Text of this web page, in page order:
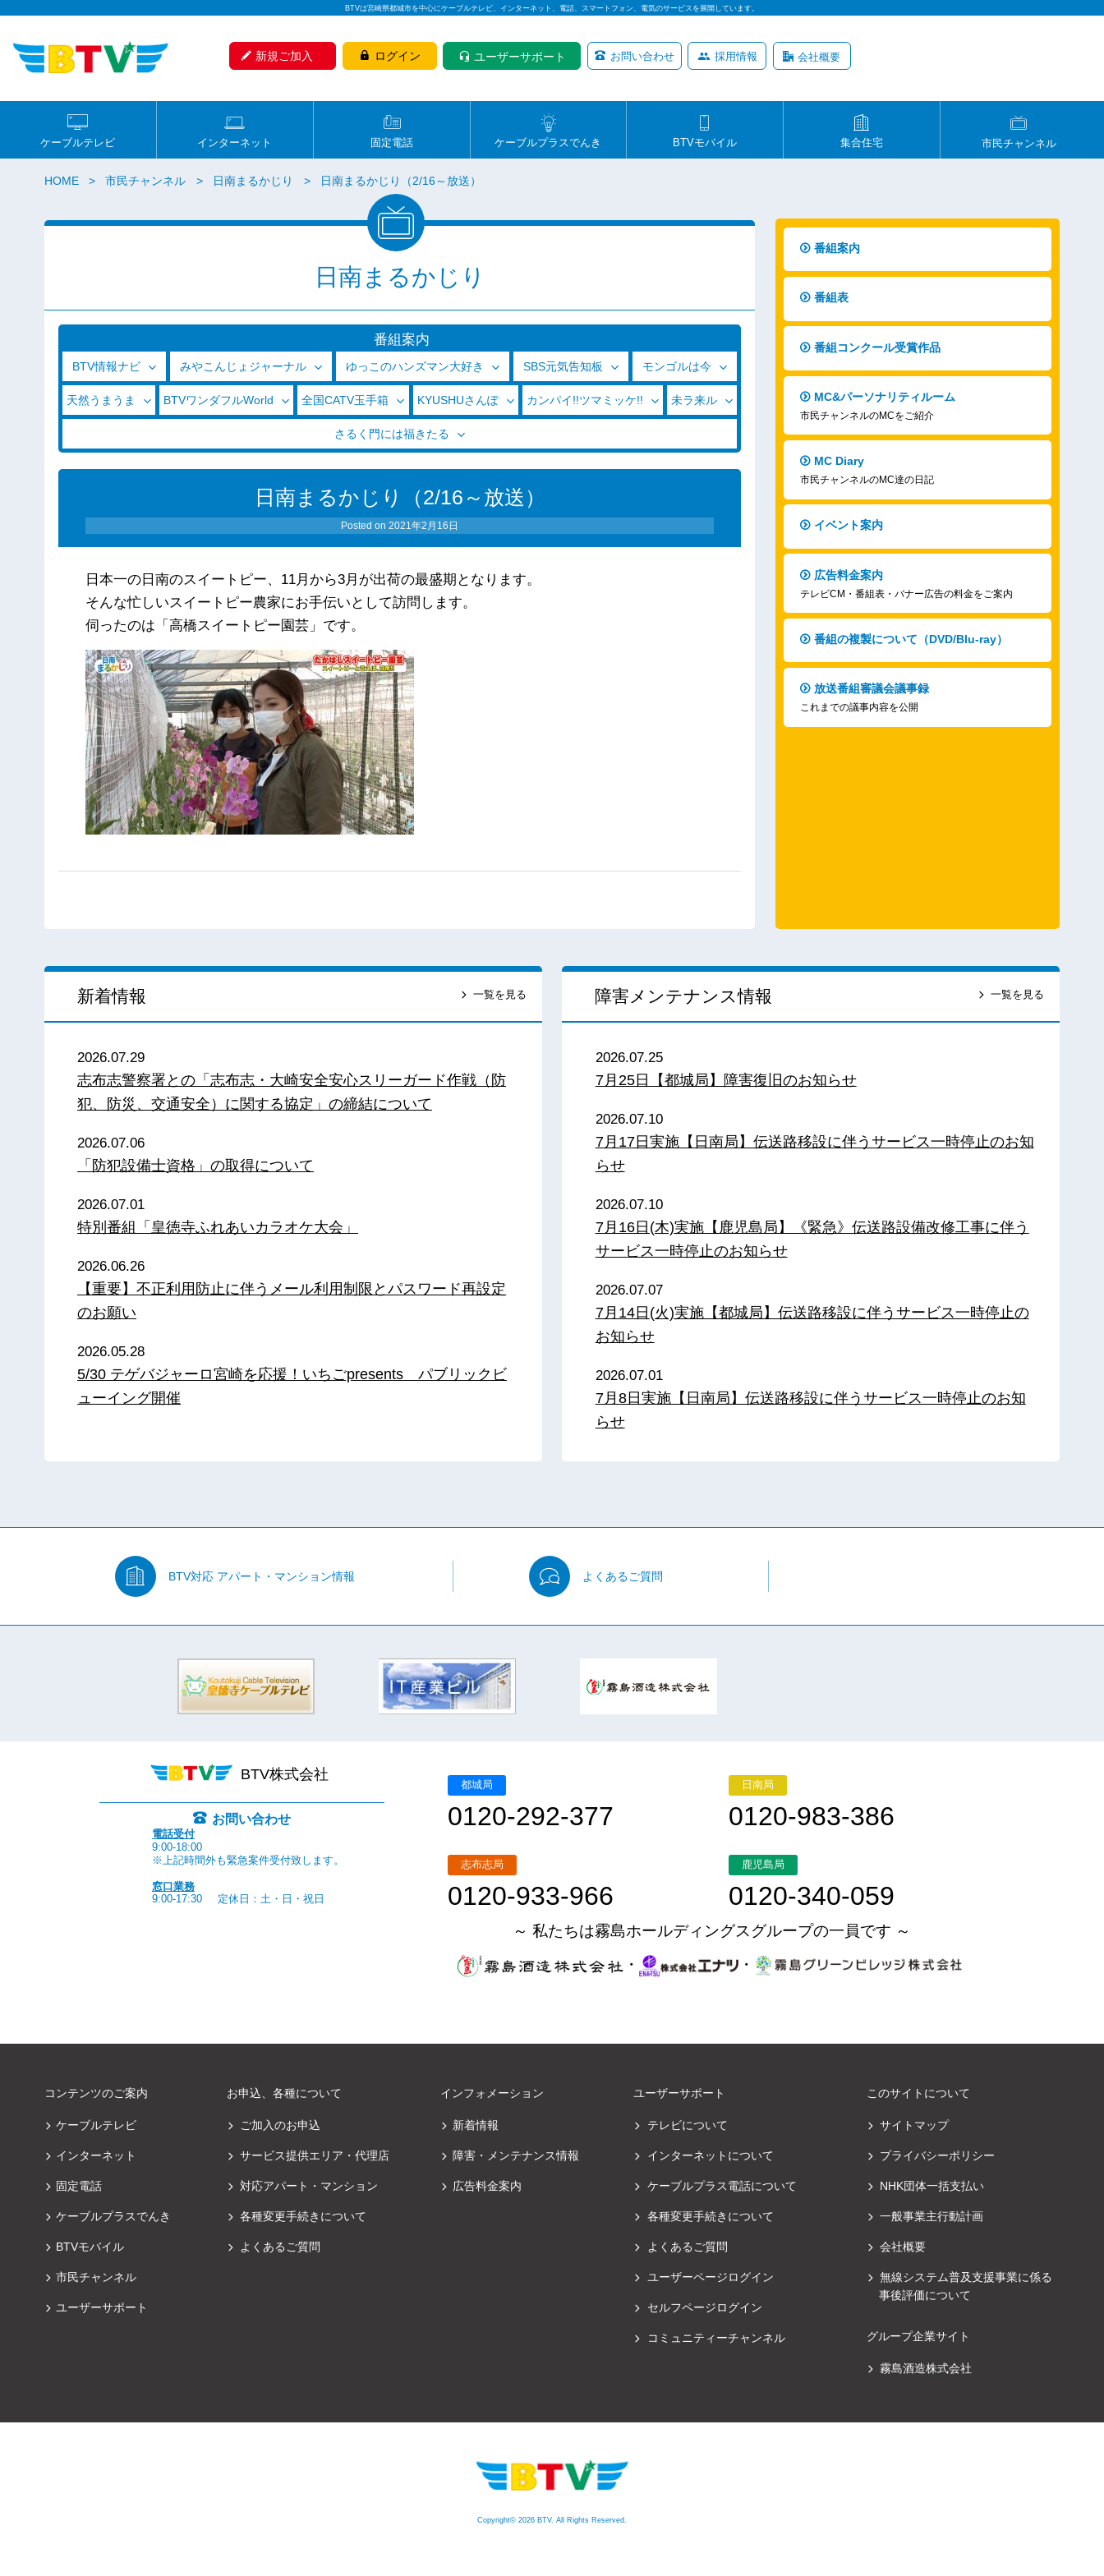
BTVは宮崎県都城市を中心にケーブルテレビ、インターネット、電話、スマートフォン、電気のサービスを展開しています。
新規ご加入 ログイン ユーザーサポート お問い合わせ 採用情報 会社概要
ケーブルテレビ インターネット 固定電話 ケーブルプラスでんき BTVモバイル 集合住宅 市民チャンネル
HOME 市民チャンネル 日南まるかじり 日南まるかじり（2/16～放送）
日南まるかじり
番組案内
BTV情報ナビ みやこんじょジャーナル ゆっこのハンズマン大好き SBS元気告知板 モンゴルは今
天然うまうま BTVワンダフルWorld 全国CATV玉手箱 KYUSHUさんぽ カンパイ!!ツマミッケ!! 未ラ来ル
さるく門には福きたる
日南まるかじり（2/16～放送）
Posted on2021年2月16日
日本一の日南のスイートピー、11月から3月が出荷の最盛期となります。
そんな忙しいスイートピー農家にお手伝いとして訪問します。
伺ったのは「高橋スイートピー園芸」です。
番組案内
番組表
番組コンクール受賞作品
MC&パーソナリティルーム
市民チャンネルのMCをご紹介
MC Diary
市民チャンネルのMC達の日記
イベント案内
広告料金案内
テレビCM・番組表・バナー広告の料金をご案内
番組の複製について（DVD/Blu-ray）
放送番組審議会議事録
これまでの議事内容を公開
新着情報 一覧を見る
2026.07.29
志布志警察署との「志布志・大崎安全安心スリーガード作戦（防
犯、防災、交通安全）に関する協定」の締結について
2026.07.06
「防犯設備士資格」の取得について
2026.07.01
特別番組「皇徳寺ふれあいカラオケ大会」
2026.06.26
【重要】不正利用防止に伴うメール利用制限とパスワード再設定
のお願い
2026.05.28
5/30 テゲバジャーロ宮崎を応援！いちごpresents パブリックビ
ューイング開催
障害メンテナンス情報 一覧を見る
2026.07.25
7月25日【都城局】障害復旧のお知らせ
2026.07.10
7月17日実施【日南局】伝送路移設に伴うサービス一時停止のお知
らせ
2026.07.10
7月16日(木)実施【鹿児島局】《緊急》伝送路設備改修工事に伴う
サービス一時停止のお知らせ
2026.07.07
7月14日(火)実施【都城局】伝送路移設に伴うサービス一時停止の
お知らせ
2026.07.01
7月8日実施【日南局】伝送路移設に伴うサービス一時停止のお知
らせ
BTV対応 アパート・マンション情報 よくあるご質問
BTV株式会社
お問い合わせ
電話受付
9:00-18:00
※上記時間外も緊急案件受付致します。
窓口業務
9:00-17:30
定休日：土・日・祝日
都城局
0120-292-377
日南局
0120-983-386
志布志局
0120-933-966
鹿児島局
0120-340-059
～ 私たちは霧島ホールディングスグループの一員です ～
・
・
コンテンツのご案内
ケーブルテレビ
インターネット
固定電話
ケーブルプラスでんき
BTVモバイル
市民チャンネル
ユーザーサポート
お申込、各種について
ご加入のお申込
サービス提供エリア・代理店
対応アパート・マンション
各種変更手続きについて
よくあるご質問
インフォメーション
新着情報
障害・メンテナンス情報
広告料金案内
ユーザーサポート
テレビについて
インターネットについて
ケーブルプラス電話について
各種変更手続きについて
よくあるご質問
ユーザーページログイン
セルフページログイン
コミュニティーチャンネル
このサイトについて
サイトマップ
プライバシーポリシー
NHK団体一括支払い
一般事業主行動計画
会社概要
無線システム普及支援事業に係る
事後評価について
グループ企業サイト
霧島酒造株式会社
Copyright© 2026 BTV. All Rights Reserved.